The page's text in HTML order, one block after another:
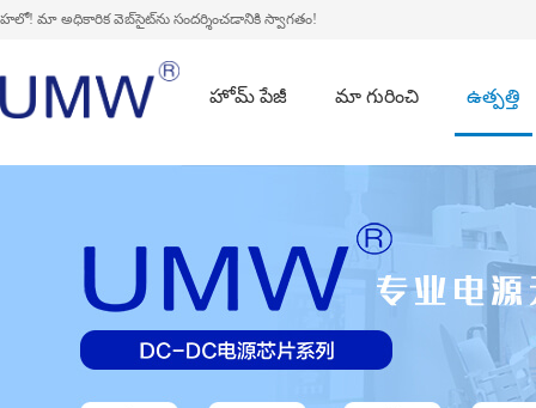
హలో! మా అధికారిక వెబ్‌సైట్‌ను సందర్శించడానికి స్వాగతం!
హోమ్ పేజీ మా గురించి ఉత్పత్తి